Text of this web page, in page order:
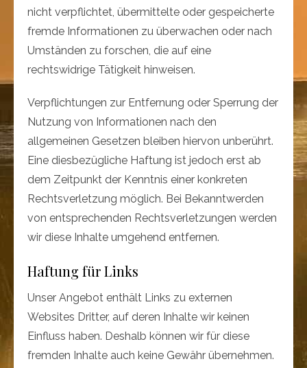
nicht verpflichtet, übermittelte oder gespeicherte
fremde Informationen zu überwachen oder nach
Umständen zu forschen, die auf eine
rechtswidrige Tätigkeit hinweisen.
Verpflichtungen zur Entfernung oder Sperrung der
Nutzung von Informationen nach den
allgemeinen Gesetzen bleiben hiervon unberührt.
Eine diesbezügliche Haftung ist jedoch erst ab
dem Zeitpunkt der Kenntnis einer konkreten
Rechtsverletzung möglich. Bei Bekanntwerden
von entsprechenden Rechtsverletzungen werden
wir diese Inhalte umgehend entfernen.
Haftung für Links
Unser Angebot enthält Links zu externen
Websites Dritter, auf deren Inhalte wir keinen
Einfluss haben. Deshalb können wir für diese
fremden Inhalte auch keine Gewähr übernehmen.